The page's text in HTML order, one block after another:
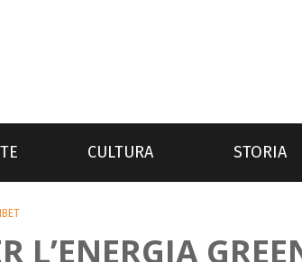
CULTURA STORIA
L’ENERGIA